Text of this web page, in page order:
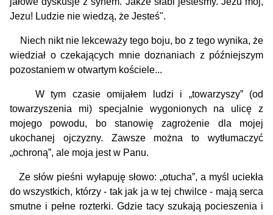
Jezu! Ludzie nie wiedzą, że Jesteś".
Niech nikt nie lekceważy tego boju, bo z tego wynika, że
wiedział o czekających mnie doznaniach z późniejszym
pozostaniem w otwartym kościele...
W tym czasie omijałem ludzi i „towarzyszy” (od
towarzyszenia mi) specjalnie wygonionych na ulicę z
mojego powodu, bo stanowię zagrożenie dla mojej
ukochanej ojczyzny. Zawsze można to wytłumaczyć
„ochroną”, ale moja jest w Panu.
Ze słów pieśni wyłapuję słowo: „otucha”, a myśl uciekła
do wszystkich, którzy - tak jak ja w tej chwilce - mają serca
smutne i pełne rozterki. Gdzie tacy szukają pocieszenia i